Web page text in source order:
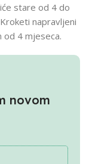
stare od 4 do
napravljeni
od 4 mjeseca.
novom